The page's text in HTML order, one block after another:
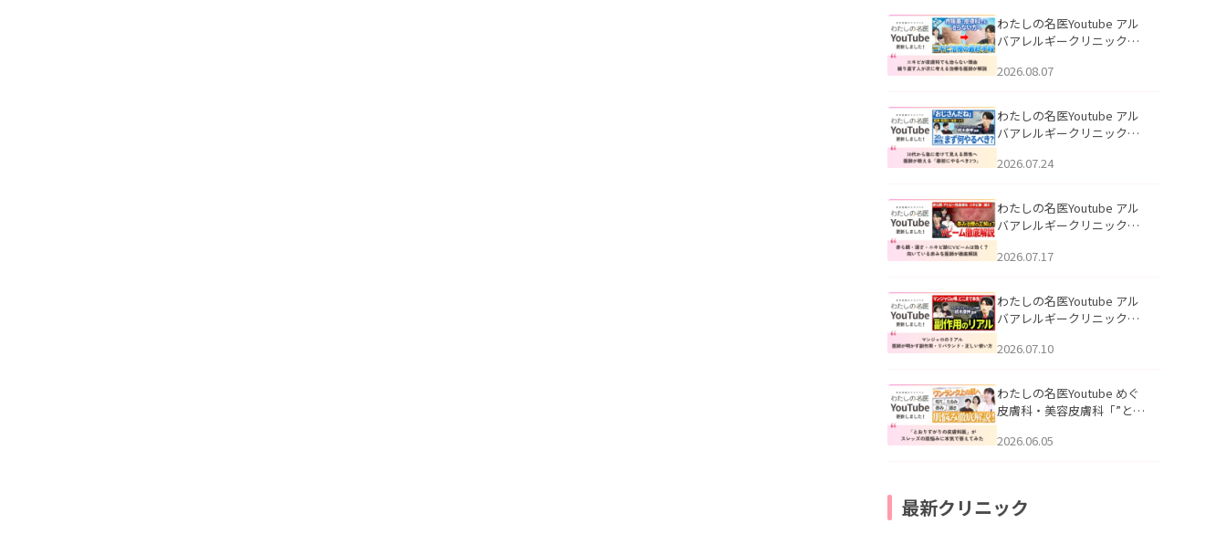
わたしの名医Youtube アル
バアレルギークリニック札
らない理由｜繰り返す人が
説」を公開いたしました。
2026.08.07
わたしの名医Youtube アル
バアレルギークリニック札
える男性へ｜医師が教える
公開いたしました。
2026.07.24
わたしの名医Youtube アル
バアレルギークリニック札
跡にVビームは効く？向いて
説」を公開いたしました。
2026.07.17
わたしの名医Youtube アル
バアレルギークリニック札
医師が明かす副作用・リバ
公開いたしました。
2026.07.10
わたしの名医Youtube めぐ
皮膚科・美容皮膚科「”とお
ッズの肌悩みに本気で答え
2026.06.05
最新クリニック